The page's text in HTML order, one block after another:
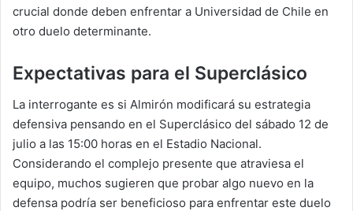
crucial donde deben enfrentar a Universidad de Chile en
otro duelo determinante.
Expectativas para el Superclásico
La interrogante es si Almirón modificará su estrategia
defensiva pensando en el Superclásico del sábado 12 de
julio a las 15:00 horas en el Estadio Nacional.
Considerando el complejo presente que atraviesa el
equipo, muchos sugieren que probar algo nuevo en la
defensa podría ser beneficioso para enfrentar este duelo